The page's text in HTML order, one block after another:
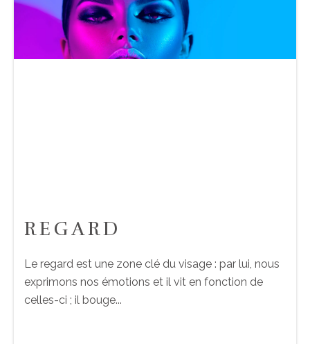
REGARD
Le regard est une zone clé du visage : par lui, nous
exprimons nos émotions et il vit en fonction de
celles-ci ; il bouge...